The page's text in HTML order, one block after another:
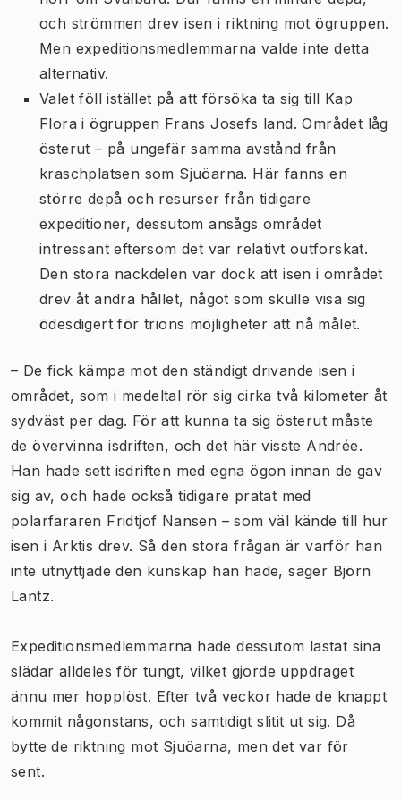
och strömmen drev isen i riktning mot ögruppen.
Men expeditionsmedlemmarna valde inte detta
alternativ.
Valet föll istället på att försöka ta sig till Kap
Flora i ögruppen Frans Josefs land. Området låg
österut – på ungefär samma avstånd från
kraschplatsen som Sjuöarna. Här fanns en
större depå och resurser från tidigare
expeditioner, dessutom ansågs området
intressant eftersom det var relativt outforskat.
Den stora nackdelen var dock att isen i området
drev åt andra hållet, något som skulle visa sig
ödesdigert för trions möjligheter att nå målet.
– De fick kämpa mot den ständigt drivande isen i
området, som i medeltal rör sig cirka två kilometer åt
sydväst per dag. För att kunna ta sig österut måste
de övervinna isdriften, och det här visste Andrée.
Han hade sett isdriften med egna ögon innan de gav
sig av, och hade också tidigare pratat med
polarfararen Fridtjof Nansen – som väl kände till hur
isen i Arktis drev. Så den stora frågan är varför han
inte utnyttjade den kunskap han hade, säger Björn
Lantz.
Expeditionsmedlemmarna hade dessutom lastat sina
slädar alldeles för tungt, vilket gjorde uppdraget
ännu mer hopplöst. Efter två veckor hade de knappt
kommit någonstans, och samtidigt slitit ut sig. Då
bytte de riktning mot Sjuöarna, men det var för
sent.